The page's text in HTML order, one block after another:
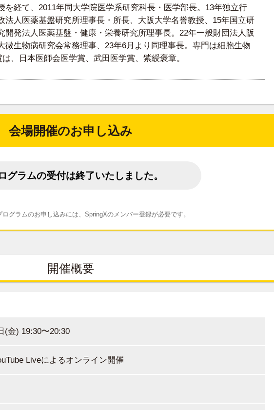
を経て、2011年同大学院医学系研究科長・医学部長。13年独立行
法人医薬基盤研究所理事長・所長、大阪大学名誉教授、15年国立研
開発法人医薬基盤・健康・栄養研究所理事長。22年一般財団法人阪
微生物病研究会常務理事、23年6月より同理事長。専門は細胞生物
、日本医師会医学賞、武田医学賞、紫綬褒章。
会場開催のお申し込み
グラムの受付は終了いたしました。
グラムのお申し込みには、SpringXのメンバー登録が必要です。
開催概要
(金) 19:30〜20:30
Liveによるオンライン開催